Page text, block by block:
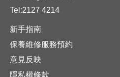
Tel:2127 4214
新手指南
保養維修服務預約
意見反映
隱私權條款